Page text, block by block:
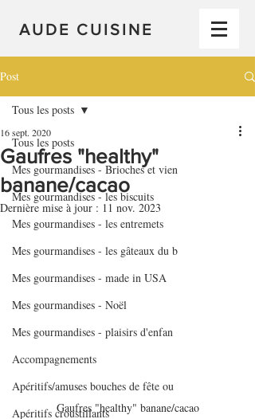
AUDE CUISINE
Post
Tous les posts
Mes gourmandises - Brioches et vien
Mes gourmandises - les biscuits
Mes gourmandises - les entremets
Mes gourmandises - les gâteaux du b
Mes gourmandises - made in USA
Mes gourmandises - Noël
Mes gourmandises - plaisirs d'enfan
Accompagnements
Apéritifs/amuses bouches de fête ou
Apéritifs croustillants
Tous les posts
Gaufres "healthy"
banane/cacao
16 sept. 2020
Dernière mise à jour : 11 nov. 2023
Gaufres "healthy" banane/cacao